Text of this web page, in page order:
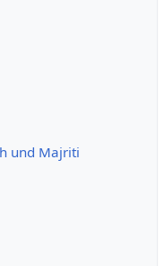
und Majriti